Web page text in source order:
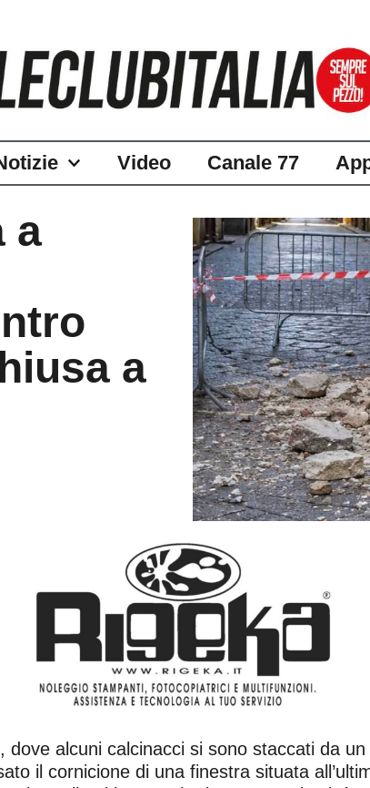
Video Canale 77
a
a
, dove alcuni calcinacci si sono staccati da
il cornicione di una finestra situata